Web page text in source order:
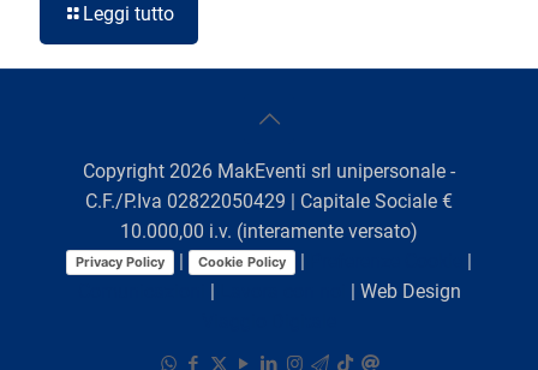
Leggi tutto
Copyright 2026 MakEventi srl unipersonale -
C.F./P.Iva 02822050429 | Capitale Sociale €
10.000,00 i.v. (interamente versato)
Privacy Policy | Cookie Policy |
|
|
| Web Design